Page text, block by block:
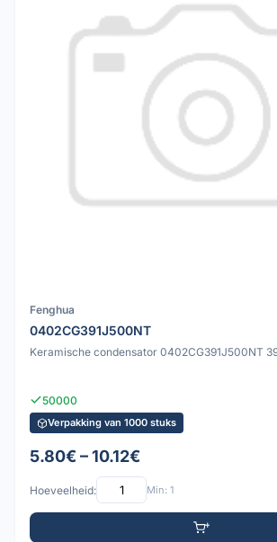
Fenghua
0402CG391J500NT
Keramische condensator 0402CG391J500NT
50000
Verpakking van 1000 stuks
5.80€ – 10.12€
Hoeveelheid: Min: 1